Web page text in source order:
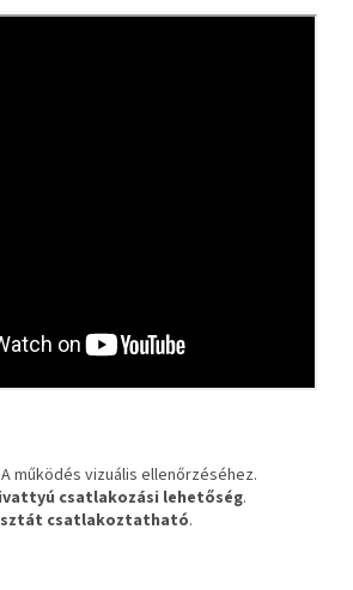
A működés vizuális ellenőrzéséhez.
csatlakozási lehetőség.
csatlakoztatható.